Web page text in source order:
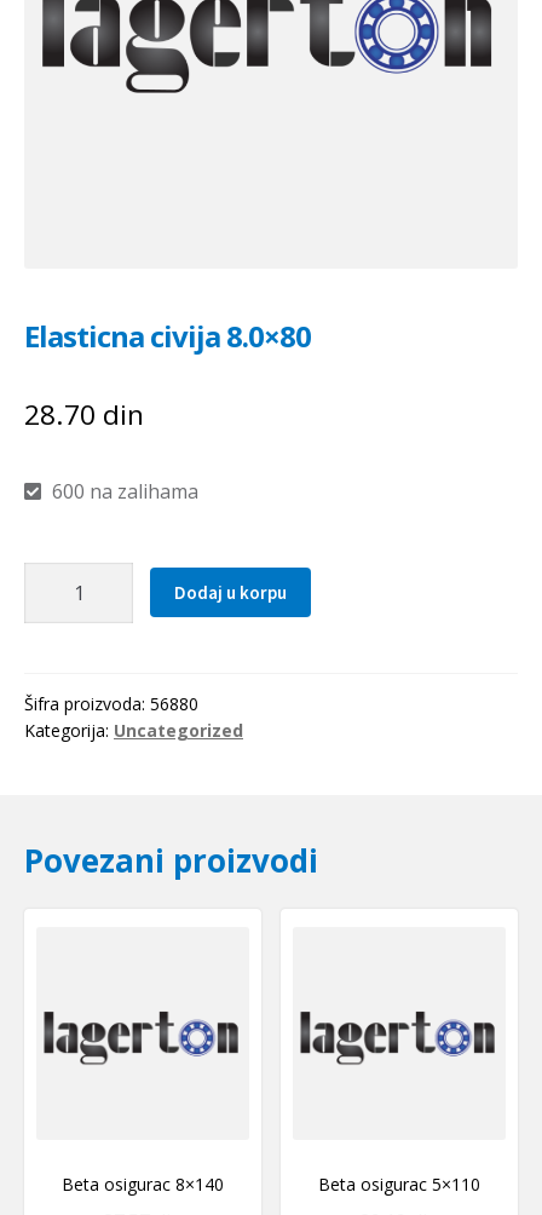
Elasticna civija 8.0×80
28.70 din
600 na zalihama
Dodaj u korpu
Šifra proizvoda: 56880
Kategorija: Uncategorized
Povezani proizvodi
Beta osigurac 8×140 Beta osigurac 5×110